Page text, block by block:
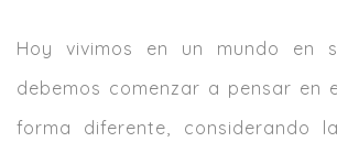
Hoy vivimos en un mundo en
debemos comenzar a pensar en
forma diferente, considerando